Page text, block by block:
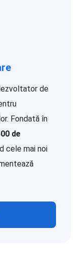
de
Fondată în
de
cele mai noi